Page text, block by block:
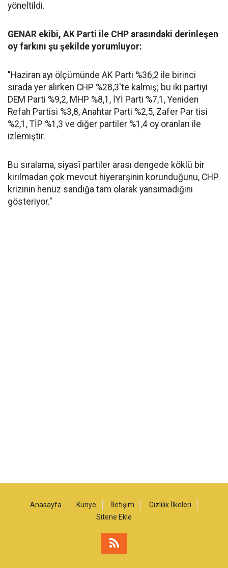
yöneltildi.
GENAR ekibi, AK Parti ile CHP arasındaki derinleşen
oy farkını şu şekilde yorumluyor:
"Haziran ayı ölçümünde AK Parti %36,2 ile birinci
sırada yer alırken CHP %28,3'te kalmış; bu iki partiyi
DEM Parti %9,2, MHP %8,1, İYİ Parti %7,1, Yeniden
Refah Partisi %3,8, Anahtar Parti %2,5, Zafer Par tisi
%2,1, TİP %1,3 ve diğer partiler %1,4 oy oranları ile
izlemiştir.
Bu sıralama, siyasî partiler arası dengede köklü bir
kırılmadan çok mevcut hiyerarşinin korunduğunu, CHP
krizinin henüz sandığa tam olarak yansımadığını
gösteriyor."
Anasayfa Künye İletişim
Gizlilik İlkeleri
Sitene Ekle